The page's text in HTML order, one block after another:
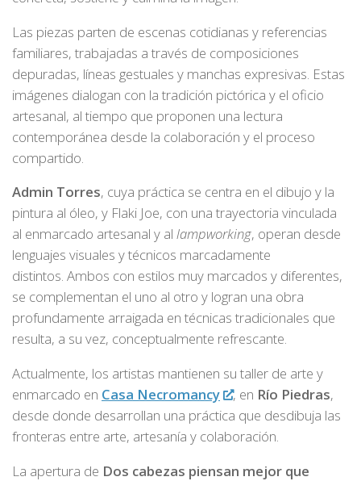
Las piezas parten de escenas cotidianas y referencias
familiares, trabajadas a través de composiciones
depuradas, líneas gestuales y manchas expresivas. Estas
imágenes dialogan con la tradición pictórica y el oficio
artesanal, al tiempo que proponen una lectura
contemporánea desde la colaboración y el proceso
compartido.
Admin Torres, cuya práctica se centra en el dibujo y la
pintura al óleo, y Flaki Joe, con una trayectoria vinculada
al enmarcado artesanal y al lampworking, operan desde
lenguajes visuales y técnicos marcadamente
distintos. Ambos con estilos muy marcados y diferentes,
se complementan el uno al otro y logran una obra
profundamente arraigada en técnicas tradicionales que
resulta, a su vez, conceptualmente refrescante.
Actualmente, los artistas mantienen su taller de arte y
enmarcado en Casa Necromancy , en Río Piedras,
desde donde desarrollan una práctica que desdibuja las
fronteras entre arte, artesanía y colaboración.
La apertura de Dos cabezas piensan mejor que